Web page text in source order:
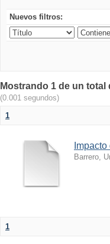
Nuevos filtros:
Mostrando 1 de un
(0.001 segundos)
1
Barrero,
1